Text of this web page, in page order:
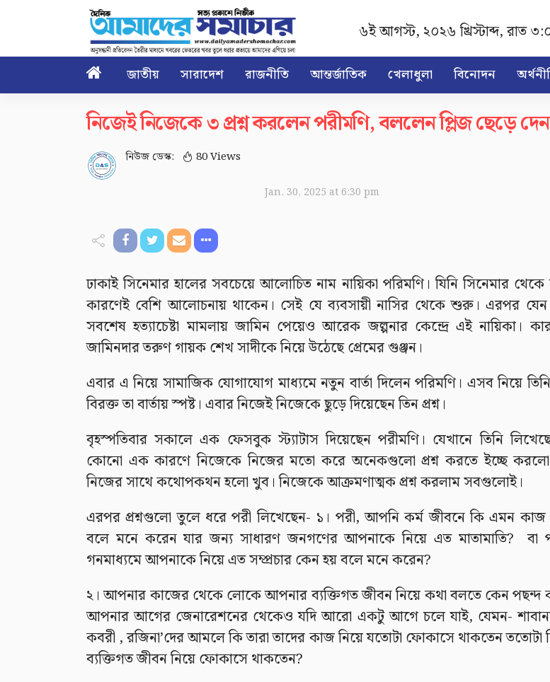
৬ই আগস্ট, ২০২৬ খ্রিস্টাব্দ,রাত
 জাতীয় সারাদেশ রাজনীতি আন্তর্জাতিক খেলাধুলা বিনোদন
নিজেই নিজেকে ৩ প্রশ্ন করলেন পরীমণি, বললেন প্লিজ ছেড়ে দেন
নিউজ ডেস্ক: 80 Views
Jan. 30, 2025 at 6:30 pm
ঢাকাই সিনেমার হালের সবচেয়ে আলোচিত নাম নায়িকা পরিমণি। যিনি সিনেমার থেকে
কারণেই বেশি আলোচনায় থাকেন। সেই যে ব্যবসায়ী নাসির থেকে শুরু। এরপর যেন
সবশেষ হত্যাচেষ্টা মামলায় জামিন পেয়েও আরেক জল্পনার কেন্দ্রে এই নায়িকা।
জামিনদার তরুণ গায়ক শেখ সাদীকে নিয়ে উঠেছে প্রেমের গুঞ্জন।
এবার এ নিয়ে সামাজিক যোগাযোগ মাধ্যমে নতুন বার্তা দিলেন পরিমণি। এসব নিয়ে
বিরক্ত তা বার্তায় স্পষ্ট। এবার নিজেই নিজেকে ছুড়ে দিয়েছেন তিন প্রশ্ন।
বৃহস্পতিবার সকালে এক ফেসবুক স্ট্যাটাস দিয়েছেন পরীমণি। যেখানে তিনি
কোনো এক কারণে নিজেকে নিজের মতো করে অনেকগুলো প্রশ্ন করতে ইচ্ছে
নিজের সাথে কথোপকথন হলো খুব। নিজেকে আক্রমণাত্মক প্রশ্ন করলাম সবগুলোই।
এরপর প্রশ্নগুলো তুলে ধরে পরী লিখেছেন- ১। পরী, আপনি কর্ম জীবনে কি এমন
বলে মনে করেন যার জন্য সাধারণ জনগণের আপনাকে নিয়ে এত মাতামাতি? বা
গনমাধ্যমে আপনাকে নিয়ে এত সম্প্রচার কেন হয় বলে মনে করেন?
২। আপনার কাজের থেকে লোকে আপনার ব‍্যক্তিগত জীবন নিয়ে কথা বলতে কেন পছন্দ
আপনার আগের জেনারেশনের থেকেও যদি আরো একটু আগে চলে যাই, যেমন-
কবরী , রজিনা’দের আমলে কি তারা তাদের কাজ নিয়ে যতোটা ফোকাসে থাকতেন ততোটা
ব্যক্তিগত জীবন নিয়ে ফোকাসে থাকতেন?